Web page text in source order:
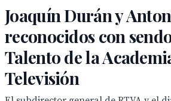
Joaquín Durán y
reconocidos con
Talento de la
Televisión